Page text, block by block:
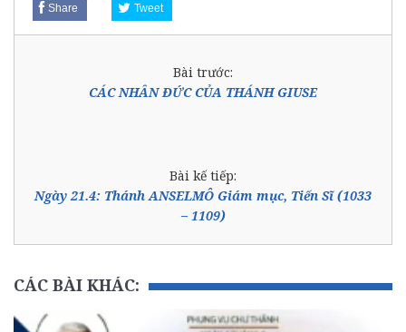
Share Tweet
Bài trước:
CÁC NHÂN ĐỨC CỦA THÁNH GIUSE
Bài kế tiếp:
Ngày 21.4: Thánh ANSELMÔ Giám mục, Tiến Sĩ (1033
– 1109)
CÁC BÀI KHÁC: